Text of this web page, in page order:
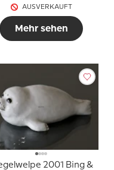
AUSVERKAUFT
Mehr sehen
2001 Bing &